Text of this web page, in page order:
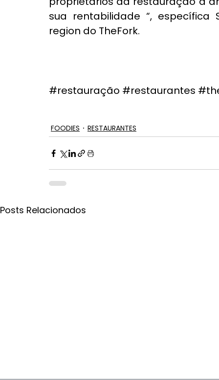
sua rentabilidade “, específica
region do TheFork.
#restauração #restaurantes
FOODIES RESTAURANTES
Posts Relacionados